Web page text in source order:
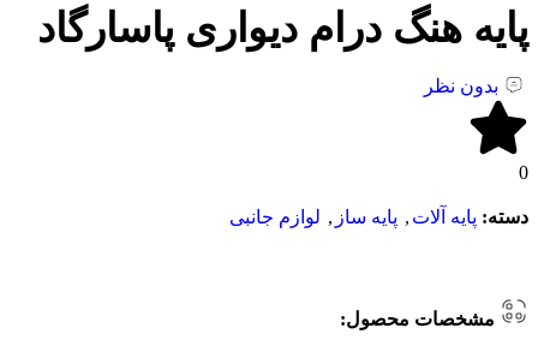
پایه هنگ درام دیواری پاسارگاد
بدون نظر
0
دسته: پایه آلات , پایه ساز , لوازم جانبی
مشخصات محصول: